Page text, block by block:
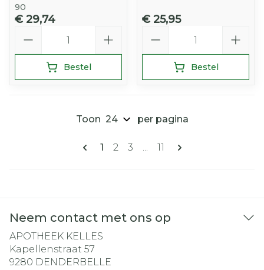
90
€ 29,74
Bestel
€ 25,95
Bestel
Pagina's
U lees momenteel pagina
1 Pagina
2 Pagina
3 ... Pagina
11
Toon per pagina
Neem contact met ons op
APOTHEEK KELLES
Kapellenstraat 57
9280 DENDERBELLE